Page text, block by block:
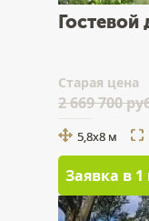
Cтарая цена
2 669 700
5,8x8 м
Заявка в